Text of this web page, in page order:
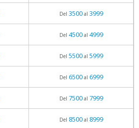
Del 3500al 3999
Del 4500al 4999
Del 5500al 5999
Del 6500al 6999
Del 7500al 7999
Del 8500al 8999